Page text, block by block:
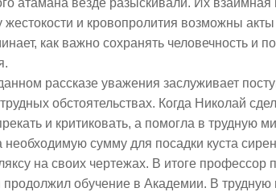
атамана везде разыскивали. Их взаимная
жестокости и кровопролития возможны
как важно сохранять человечность и
рассказе уважения заслуживает
обстоятельствах. Когда Николай
и критиковать, а помогла в трудную
сумму для посадки куста
на своих чертежах. В итоге профессор
продолжил обучение в Академии. В трудную